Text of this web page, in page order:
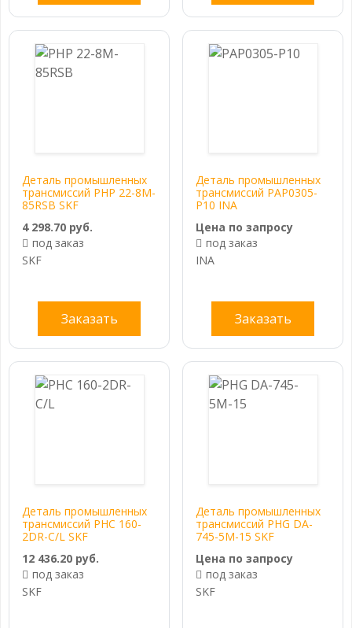
Деталь промышленных
трансмиссий PHP 22-8M-
85RSB SKF
4 298.70 руб.
под заказ
SKF
Заказать
Деталь промышленных
трансмиссий PAP0305-
P10 INA
Цена по запросу
под заказ
INA
Заказать
Деталь промышленных
трансмиссий PHC 160-
2DR-C/L SKF
12 436.20 руб.
под заказ
SKF
Деталь промышленных
трансмиссий PHG DA-
745-5M-15 SKF
Цена по запросу
под заказ
SKF